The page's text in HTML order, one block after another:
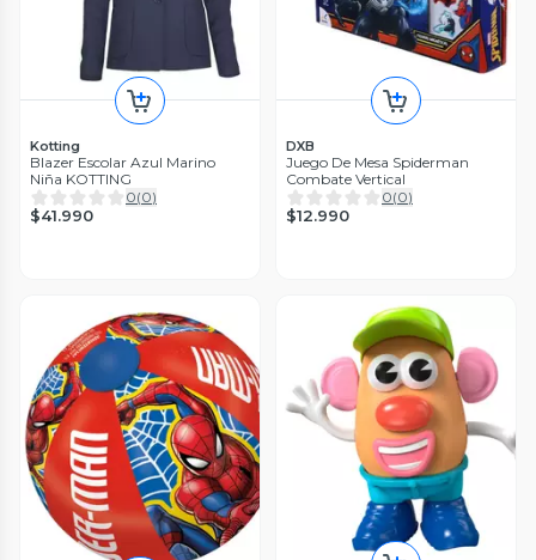
Kotting
Blazer Escolar Azul Marino
Niña KOTTING
0(0)
$41.990
DXB
Juego De Mesa Spiderman
Combate Vertical
0(0)
$12.990